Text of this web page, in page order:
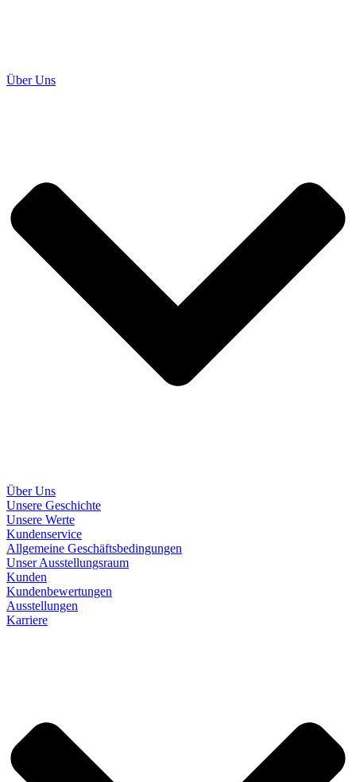
Über Uns
Über Uns
Unsere Geschichte
Unsere Werte
Kundenservice
Allgemeine Geschäftsbedingungen
Unser Ausstellungsraum
Kunden
Kundenbewertungen
Ausstellungen
Karriere